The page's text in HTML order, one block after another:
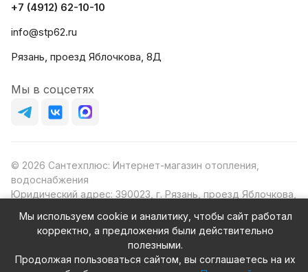
+7 (4912) 62-10-10
info@stp62.ru
Рязань, проезд Яблочкова, 8Д
Мы в соцсетях
© 2026 Сантехплюс: Интернет-магазин отопления,
водоснабжения
Юридический адрес: 390023, г. Рязань, проезд Яблочкова,
ИНН/КПП: 6230087631/623001001
ОГРН: 1156230000080
Мы используем cookie и аналитику, чтобы сайт работал
корректно, а предложения были действительно
полезными.
Продолжая пользоваться сайтом, вы соглашаетесь на их